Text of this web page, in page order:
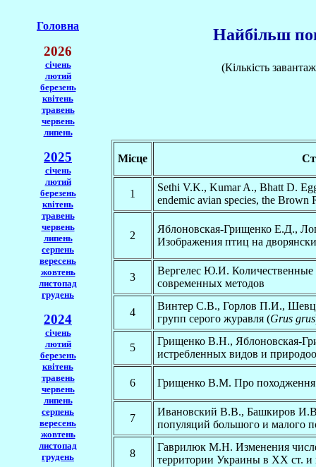
Головна
2026
січень
лютий
березень
квітень
травень
червень
липень
2025
січень
лютий
березень
квітень
травень
червень
липень
серпень
вересень
жовтень
листопад
грудень
2024
січень
лютий
березень
квітень
травень
червень
липень
серпень
вересень
жовтень
листопад
грудень
Найбільш
(Кількість
Місце
1
Sethi V.K., Kumar A., Bhatt D.
endemic avian species, the
2
Яблоновская-Грищенко Е.Д.,
Изображения птиц на
3
Вергелес Ю.И. Количественные
современных методов
4
Винтер С.В., Горлов П.И.,
групп серого журавля (Grus grus
5
Грищенко В.Н., Яблоновская-
истребленных видов и
6 Грищенко В.М. Про походження
7
Ивановский В.В., Башкиров
популяций большого и малого
8
Гаврилюк М.Н. Изменения
территории Украины в XX ст.